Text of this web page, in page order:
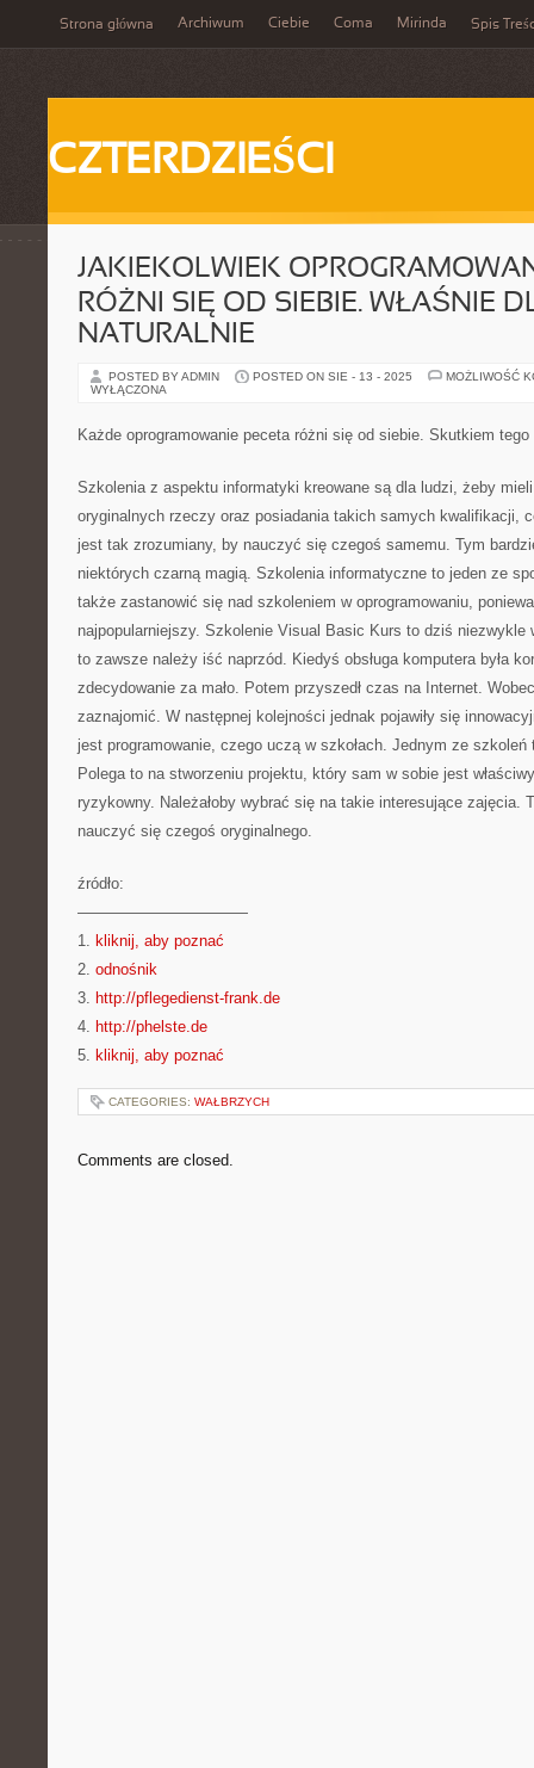
Strona główna Archiwum Ciebie Coma Mirinda Spis
CZTERDZIEŚCI
JAKIEKOLWIEK
RÓŻNI SIĘ OD SIEBIE. WŁAŚNIE
NATURALNIE
POSTED BY ADMIN POSTED ON SIE - 13 - 2025
MOŻLIWOŚĆ
WYŁĄCZONA
Każde oprogramowanie peceta różni się od siebie. Skutkiem
Szkolenia z aspektu informatyki kreowane są dla ludzi, żeby
oryginalnych rzeczy oraz posiadania takich samych kwalifikacji,
jest tak zrozumiany, by nauczyć się czegoś samemu. Tym
niektórych czarną magią. Szkolenia informatyczne to jeden ze
także zastanowić się nad szkoleniem w oprogramowaniu,
najpopularniejszy. Szkolenie Visual Basic Kurs to dziś niezwykle
to zawsze należy iść naprzód. Kiedyś obsługa komputera była
zdecydowanie za mało. Potem przyszedł czas na Internet.
zaznajomić. W następnej kolejności jednak pojawiły się
jest programowanie, czego uczą w szkołach. Jednym ze
Polega to na stworzeniu projektu, który sam w sobie jest
ryzykowny. Należałoby wybrać się na takie interesujące zajęcia.
nauczyć się czegoś oryginalnego.
źródło:
———————————
1. kliknij, aby poznać
2. odnośnik
3. http://pflegedienst-frank.de
4. http://phelste.de
5. kliknij, aby poznać
CATEGORIES: WAŁBRZYCH
Comments are closed.